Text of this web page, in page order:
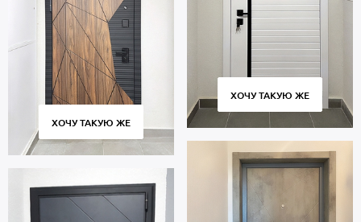
ХОЧУ ТАКУЮ ЖЕ
ХОЧУ ТАКУЮ ЖЕ